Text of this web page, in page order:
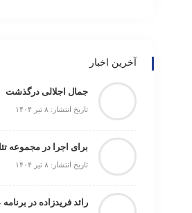
آخرین اخبار
جمال اجلالی درگذشت
تاریخ انتشار: ۸ تیر ۱۴۰۴
برای اجرا در مجموعه
تاریخ انتشار: ۸ تیر ۱۴۰۴